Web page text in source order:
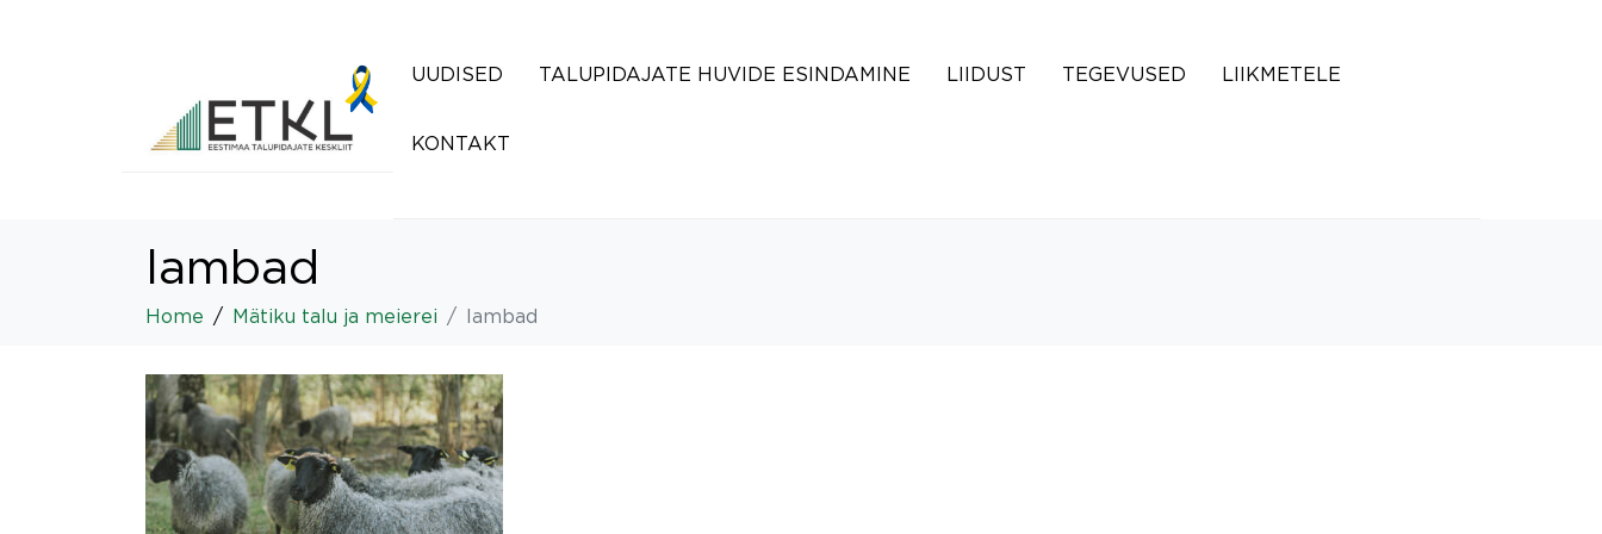
UUDISED TALUPIDAJATE HUVIDE ESINDAMINE LIIDUST TEGEVUSED LIIKMETELE
KONTAKT
lambad
Home Mätiku talu ja meierei lambad